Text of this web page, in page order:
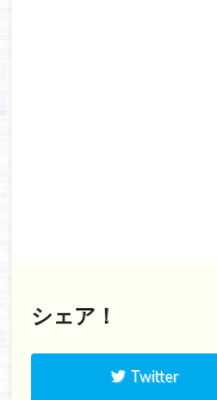
シェア！
Twitter